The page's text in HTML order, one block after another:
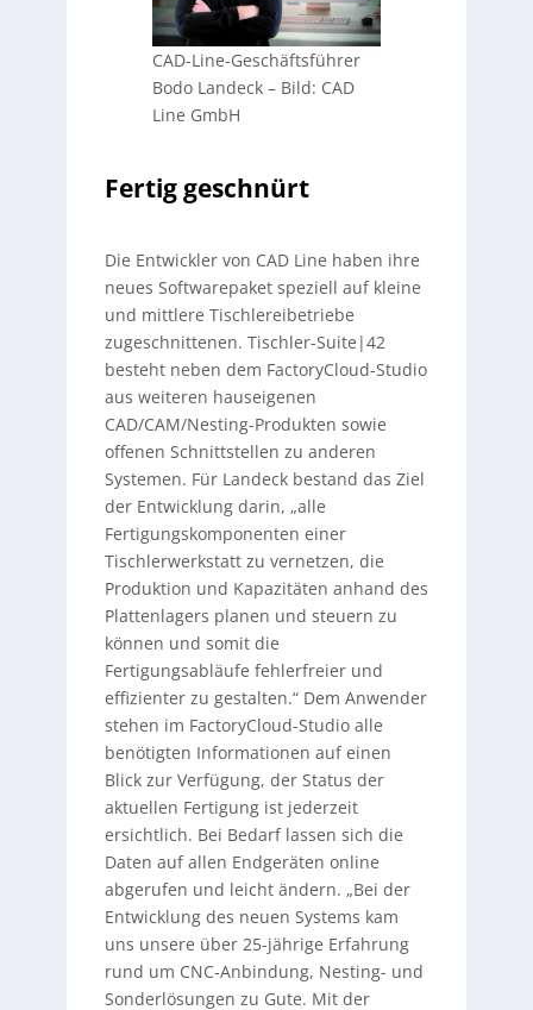
CAD-Line-Geschäftsführer
Bodo Landeck– Bild: CAD
Line GmbH
Fertig geschnürt
Die Entwickler von CAD Line haben ihre
neues Softwarepaket speziell auf kleine
und mittlere Tischlereibetriebe
zugeschnittenen. Tischler-Suite|42
besteht neben dem FactoryCloud-Studio
aus weiteren hauseigenen
CAD/CAM/Nesting-Produkten sowie
offenen Schnittstellen zu anderen
Systemen. Für Landeck bestand das Ziel
der Entwicklung darin, „alle
Fertigungskomponenten einer
Tischlerwerkstatt zu vernetzen, die
Produktion und Kapazitäten anhand des
Plattenlagers planen und steuern zu
können und somit die
Fertigungsabläufe fehlerfreier und
effizienter zu gestalten.“ Dem Anwender
stehen im FactoryCloud-Studio alle
benötigten Informationen auf einen
Blick zur Verfügung, der Status der
aktuellen Fertigung ist jederzeit
ersichtlich. Bei Bedarf lassen sich die
Daten auf allen Endgeräten online
abgerufen und leicht ändern. „Bei der
Entwicklung des neuen Systems kam
uns unsere über 25-jährige Erfahrung
rund um CNC-Anbindung, Nesting- und
Sonderlösungen zu Gute. Mit der